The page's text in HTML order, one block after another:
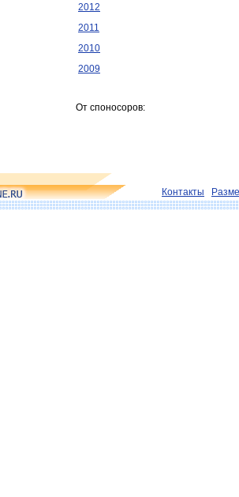
2012
2011
2010
2009
От споносоров:
Контакты